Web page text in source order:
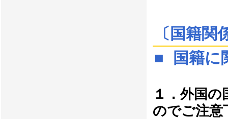
〔国籍関
■ 国籍に
１．外国
のでご注意